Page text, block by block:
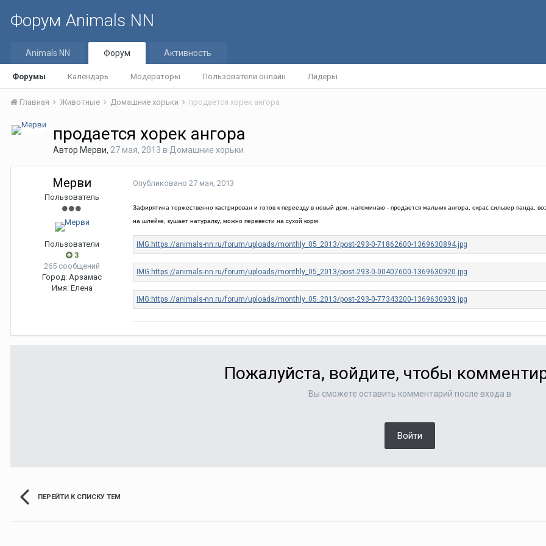
Форум Animals NN
Animals NN Форум
Форумы Календарь Модераторы Пользователи онлайн Лидеры
Активность
Главная Животные Домашние хорьки продается хорек ангора
продается хорек ангора
Автор Мерви, 27 мая, 2013 в Домашние хорьки
Мерви
Пользователь
Пользователи
3
265 сообщений
Город: Арзамас
Имя: Елена
Опубликовано 27 мая, 2013
Зафирятина торжественно кастрирован и готов к переезду в новый дом. напоминаю - продается мальчик ангора, окрас сильвер панда,
на шлейке, кушает натуралку, можно перевести на сухой корм
Пожалуйста, войдите, чтобы
Вы сможете оставить комментарий после входа в
Войти
ПЕРЕЙТИ К СПИСКУ ТЕМ